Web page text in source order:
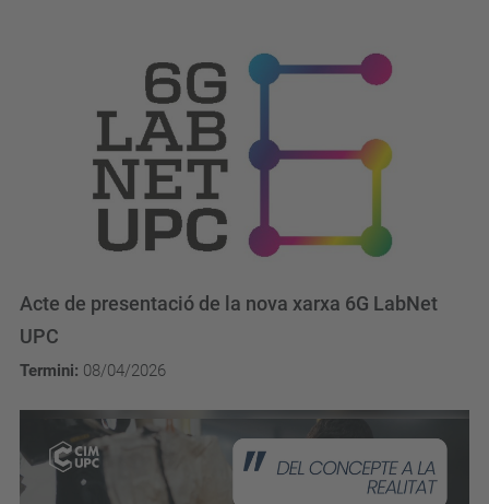
Acte de presentació de la nova xarxa 6G LabNet
UPC
Termini: 08/04/2026